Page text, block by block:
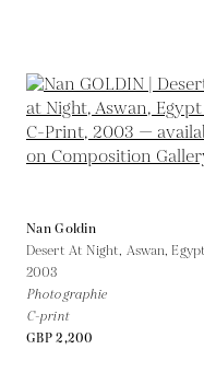
Nan Goldin
Desert At Night, Aswan,
2003
Photographie
C-print
GBP 2,200